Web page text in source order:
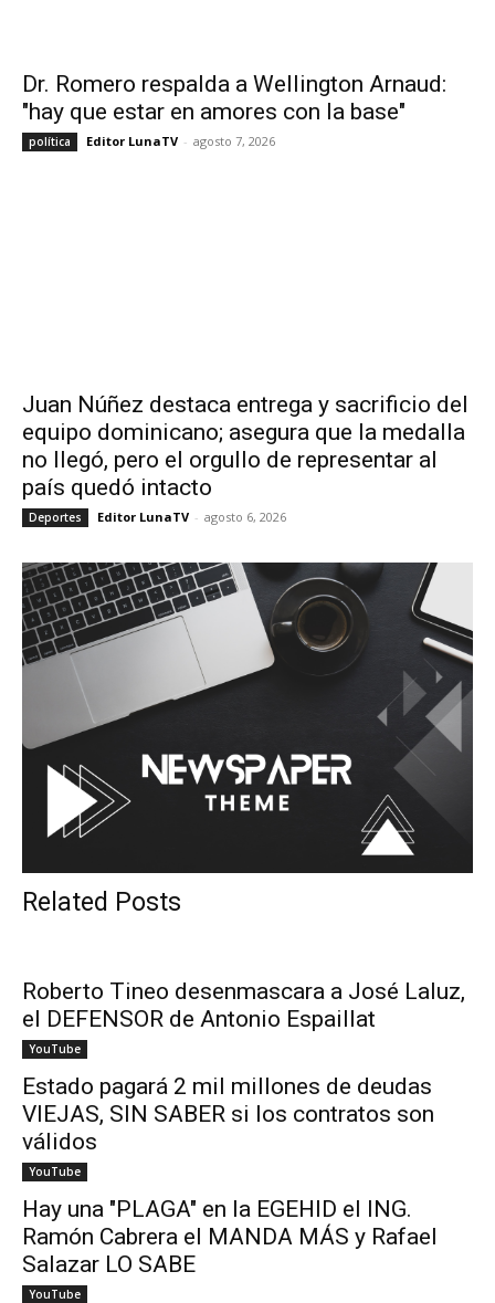
Dr. Romero respalda a Wellington Arnaud:
"hay que estar en amores con la base"
política Editor LunaTV - agosto 7, 2026
Juan Núñez destaca entrega y sacrificio del
equipo dominicano; asegura que la medalla
no llegó, pero el orgullo de representar al
país quedó intacto
Deportes Editor LunaTV - agosto 6, 2026
Related Posts
Roberto Tineo desenmascara a José Laluz,
el DEFENSOR de Antonio Espaillat
YouTube
Estado pagará 2 mil millones de deudas
VIEJAS, SIN SABER si los contratos son
válidos
YouTube
Hay una "PLAGA" en la EGEHID el ING.
Ramón Cabrera el MANDA MÁS y Rafael
Salazar LO SABE
YouTube